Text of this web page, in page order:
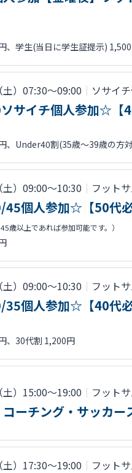
、学生(当日に学生証提示)
）07:30〜09:00 ｜ ソサイ
サイチ個人参加☆【
、Under40割(35歳～39歳の方
）09:00〜10:30 ｜ フット
個人参加☆【50代必
歳以上であれば参加可能です。）
）09:00〜10:30 ｜ フット
個人参加☆【40代必
、30代割 1,200円
）15:00〜19:00 ｜ フット
ーチング・サッカー
）17:30〜19:00 ｜ フット